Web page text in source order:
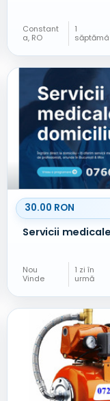
Constant
a, RO
nte
1
săptămâ
urmă
30.00 RON
Nou
Vinde
1 zi în
urmă